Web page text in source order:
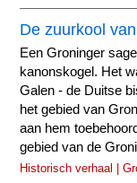
De zuurkool
Een Groninger
kanonskogel. Het
Galen - de Duitse
het gebied van
aan hem
gebied van de
Historisch verhaal |